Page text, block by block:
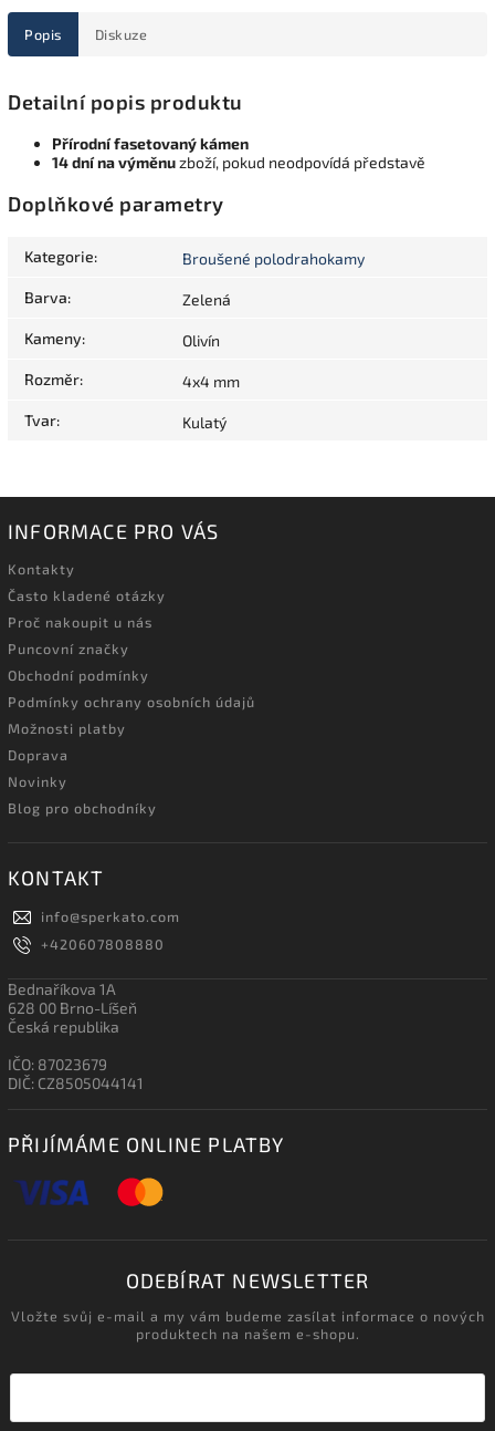
Popis Diskuze
Detailní popis produktu
Přírodní fasetovaný kámen
14 dní na výměnuzboží, pokud neodpovídá představě
Doplňkové parametry
Kategorie: Broušené polodrahokamy
Barva: Zelená
Kameny: Olivín
Rozměr: 4x4 mm
Tvar: Kulatý
INFORMACE PRO VÁS
Kontakty
Často kladené otázky
Proč nakoupit u nás
Puncovní značky
Obchodní podmínky
Podmínky ochrany osobních údajů
Možnosti platby
Doprava
Novinky
Blog pro obchodníky
KONTAKT
info@sperkato.com
+420607808880
Bednaříkova 1A
628 00 Brno-Líšeň
Česká republika
IČO: 87023679
DIČ: CZ8505044141
PŘIJÍMÁME ONLINE PLATBY
ODEBÍRAT NEWSLETTER
Vložte svůj e-mail a my vám budeme zasílat informace o nových
produktech na našem e-shopu.